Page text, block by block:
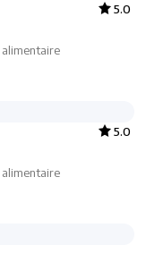
5.0
5.0